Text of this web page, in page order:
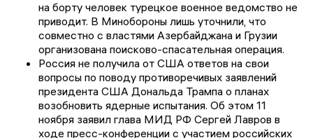
на борту человек турецкое военное ведомство не
приводит. В Минобороны лишь уточнили, что
совместно с властями Азербайджана и Грузии
организована поисково-спасательная операция.
Россия не получила от США ответов на свои
вопросы по поводу противоречивых заявлений
президента США Дональда Трампа о планах
возобновить ядерные испытания. Об этом 11
ноября заявил глава МИД РФ Сергей Лавров в
ходе пресс-конференции с участием российских